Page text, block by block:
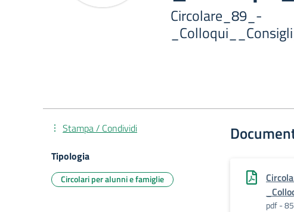
Circolare_89_-
pdf -
Stampa / Condividi
Tipologia
Circolari per alunni e famiglie